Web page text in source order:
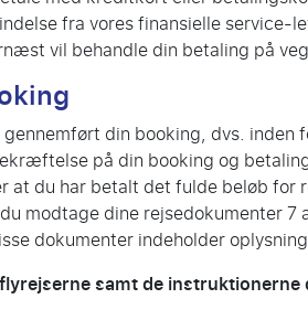
fra vores finansielle service-
vil behandle din betaling på
din booking, dvs. inden
på din booking og
at du har betalt det fulde beløb for
modtage dine rejsedokumenter
dokumenter indeholder
samt de